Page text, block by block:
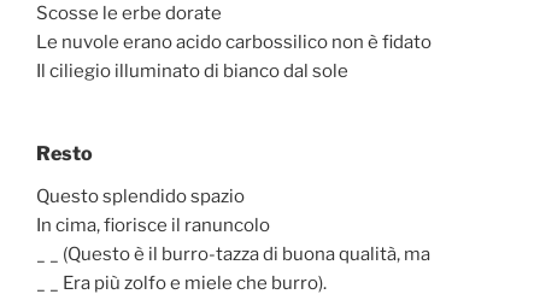
Scosse le erbe dorate
Le nuvole erano acido carbossilico non è fidato
Il ciliegio illuminato di bianco dal sole
Resto
Questo splendido spazio
In cima, fiorisce il ranuncolo
_ _ (Questo è il burro-tazza di buona qualità, ma
_ _ Era più zolfo e miele che burro).